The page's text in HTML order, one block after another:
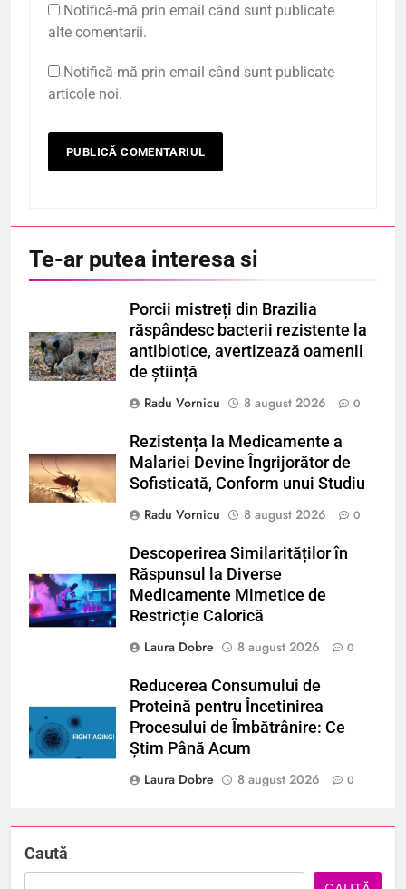
Notifică-mă prin email când sunt publicate
alte comentarii.
Notifică-mă prin email când sunt publicate
articole noi.
Te-ar putea interesa si
Porcii mistreți din Brazilia
răspândesc bacterii rezistente la
antibiotice, avertizează oamenii
de știință
Radu Vornicu
8 august 2026 0
Rezistența la Medicamente a
Malariei Devine Îngrijorător de
Sofisticată, Conform unui Studiu
Radu Vornicu
8 august 2026 0
Descoperirea Similarităților în
Răspunsul la Diverse
Medicamente Mimetice de
Restricție Calorică
Laura Dobre
8 august 2026 0
Reducerea Consumului de
Proteină pentru Încetinirea
Procesului de Îmbătrânire: Ce
Știm Până Acum
Laura Dobre
8 august 2026 0
Caută